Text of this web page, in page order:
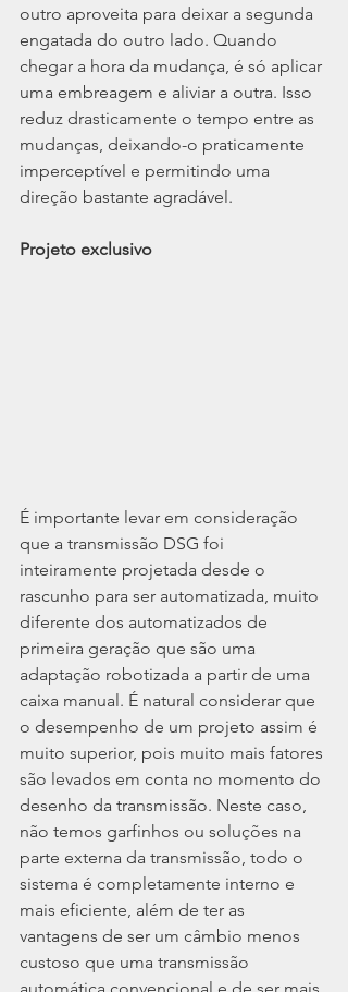
outro aproveita para deixar a segunda
engatada do outro lado. Quando
chegar a hora da mudança, é só aplicar
uma embreagem e aliviar a outra. Isso
reduz drasticamente o tempo entre as
mudanças, deixando-o praticamente
imperceptível e permitindo uma
direção bastante agradável.
Projeto exclusivo
É importante levar em consideração
que a transmissão DSG foi
inteiramente projetada desde o
rascunho para ser automatizada, muito
diferente dos automatizados de
primeira geração que são uma
adaptação robotizada a partir de uma
caixa manual. É natural considerar que
o desempenho de um projeto assim é
muito superior, pois muito mais fatores
são levados em conta no momento do
desenho da transmissão. Neste caso,
não temos garfinhos ou soluções na
parte externa da transmissão, todo o
sistema é completamente interno e
mais eficiente, além de ter as
vantagens de ser um câmbio menos
custoso que uma transmissão
automática convencional e de ser mais